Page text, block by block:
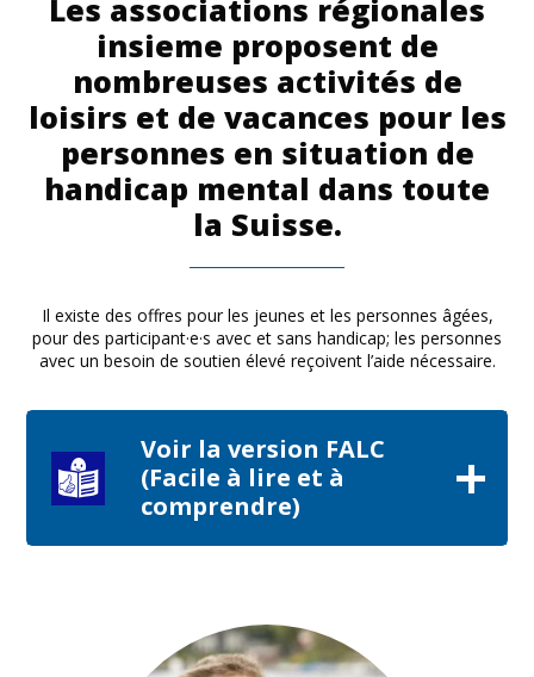
Les associations régionales
insieme proposent de
nombreuses activités de
loisirs et de vacances pour les
personnes en situation de
handicap mental dans toute
la Suisse.
Il existe des offres pour les jeunes et les personnes âgées,
pour des participant·e·s avec et sans handicap; les personnes
avec un besoin de soutien élevé reçoivent l’aide nécessaire.
Voir la version FALC
(Facile à lire et à
comprendre)